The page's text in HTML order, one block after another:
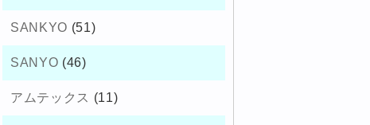
SANKYO (51)
SANYO (46)
アムテックス (11)